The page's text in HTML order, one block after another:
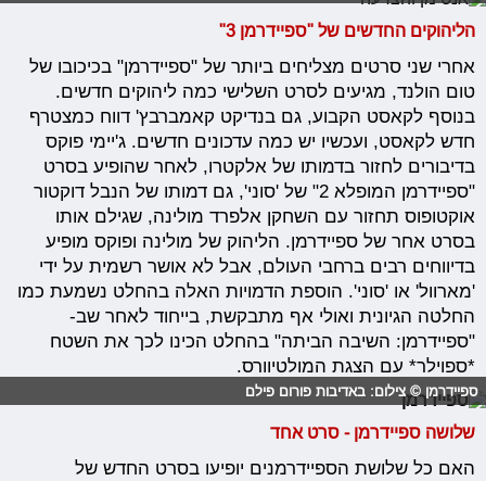
הליהוקים החדשים של "ספיידרמן 3"
אחרי שני סרטים מצליחים ביותר של "ספיידרמן" בכיכובו של
טום הולנד, מגיעים לסרט השלישי כמה ליהוקים חדשים.
בנוסף לקאסט הקבוע, גם בנדיקט קאמברבץ' דווח כמצטרף
חדש לקאסט, ועכשיו יש כמה עדכונים חדשים. ג'יימי פוקס
בדיבורים לחזור בדמותו של אלקטרו, לאחר שהופיע בסרט
"ספיידרמן המופלא 2" של 'סוני', גם דמותו של הנבל דוקטור
אוקטופוס תחזור עם השחקן אלפרד מולינה, שגילם אותו
בסרט אחר של ספיידרמן. הליהוק של מולינה ופוקס מופיע
בדיווחים רבים ברחבי העולם, אבל לא אושר רשמית על ידי
'מארוול' או 'סוני'. הוספת הדמויות האלה בהחלט נשמעת כמו
החלטה הגיונית ואולי אף מתבקשת, בייחוד לאחר שב-
"ספיידרמן: השיבה הביתה" בהחלט הכינו לכך את השטח
*ספוילר* עם הצגת המולטיוורס.
ספיידרמן © צילום: באדיבות פורום פילם
שלושה ספיידרמן - סרט אחד
האם כל שלושת הספיידרמנים יופיעו בסרט החדש של